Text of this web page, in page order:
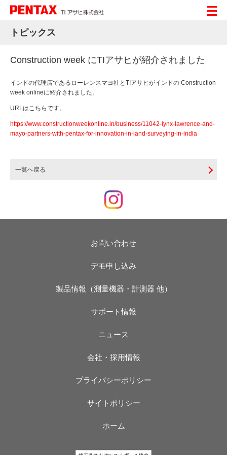
トピックス
Construction week にTIアサヒが紹介されました
インドの代理店であるローレンスマヨ社とTIアサヒがインドの Construction
week onlineに紹介されました。
URLはこちらです。
https://www.constructionweekonline.in/business/11042-lynx-lawrence-and-
mayo-partners-with-pentax-for-innovation-in-land-surveying-in-india
一覧へ戻る
お問い合わせ
デモ申し込み
製品情報（測量機器・計測器 他）
サポート情報
ニュース
会社・採用情報
プライバシーポリシー
サイトポリシー
ホーム